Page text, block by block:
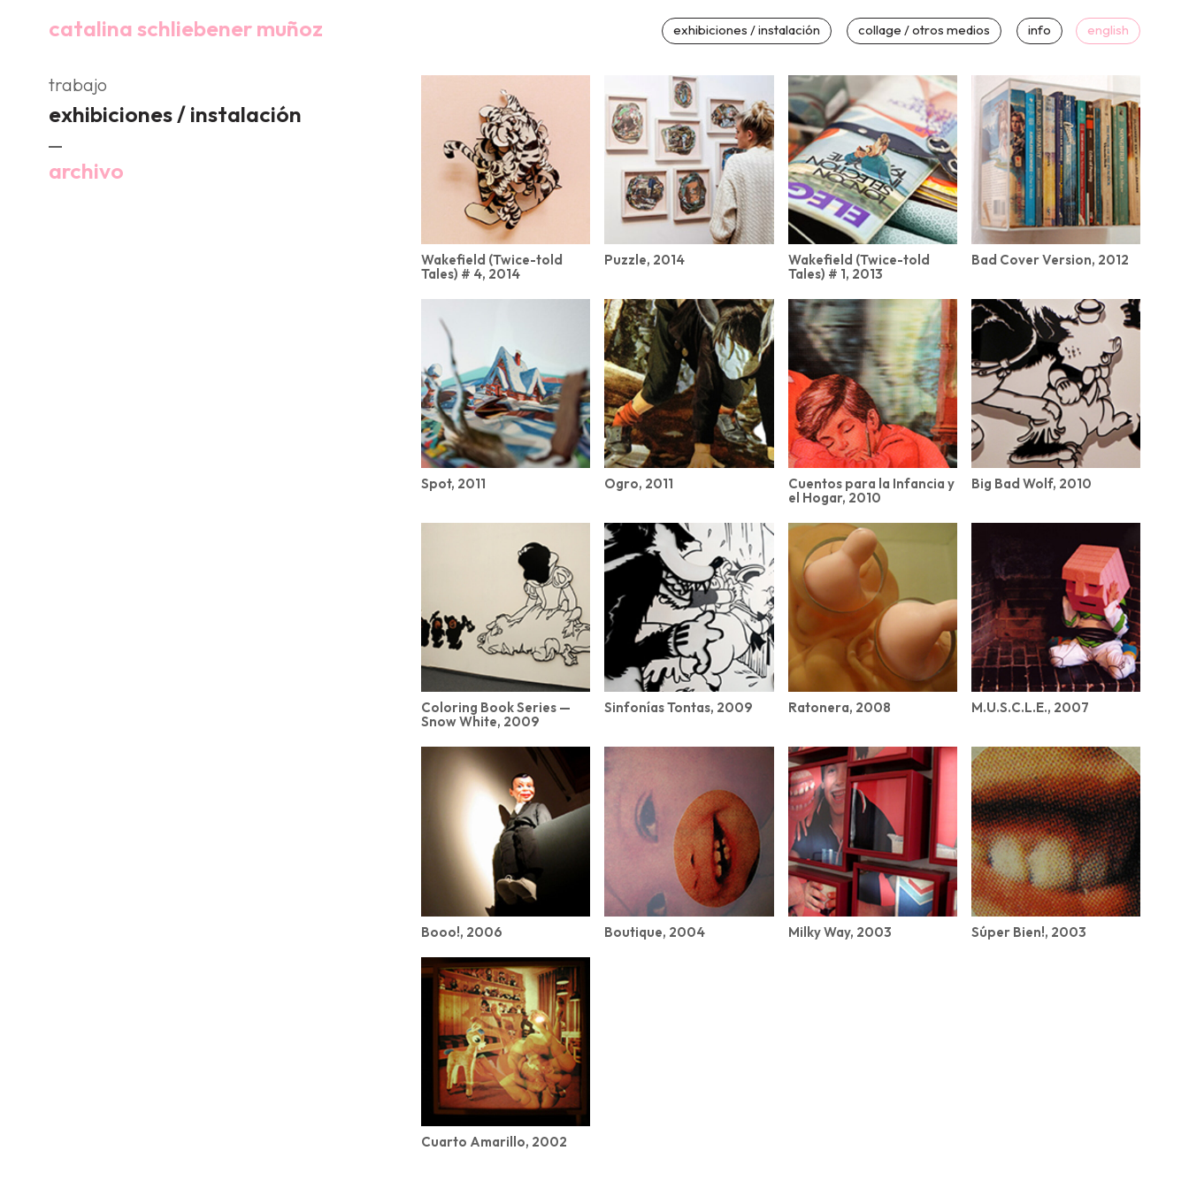
catalina schliebener muñoz english
exhibiciones / instalación collage / otros medios info
trabajo
exhibiciones / instalación
archivo
Wakefield (Twice-told
Tales) # 4, 2014
Puzzle, 2014
Wakefield (Twice-told
Tales) # 1, 2013
Bad Cover Version, 2012
Spot, 2011 Ogro, 2011
Cuentos para la Infancia y
el Hogar, 2010
Big Bad Wolf, 2010
Coloring Book Series —
Snow White, 2009
Sinfonías Tontas, 2009 Ratonera, 2008 M.U.S.C.L.E., 2007
Booo!, 2006 Boutique, 2004 Milky Way, 2003 Súper Bien!, 2003
Cuarto Amarillo, 2002